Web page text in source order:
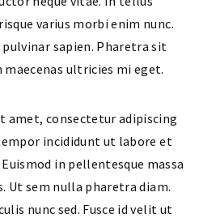
varius morbi enim nunc.
sapien. Pharetra sit
ultricies mi eget.
amet, consectetur adipiscing
incididunt ut labore et
in pellentesque massa
Ut sem nulla pharetra diam.
nunc sed. Fusce id velit ut